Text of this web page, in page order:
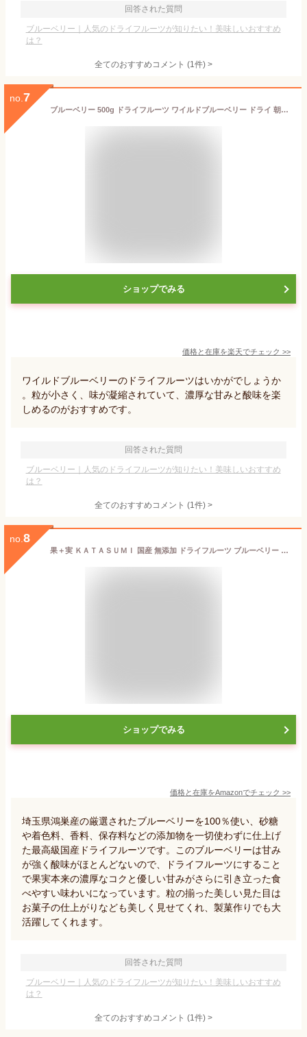
回答された質問
ブルーベリー｜人気のドライフルーツが知りたい！美味しいおすすめ
は？
全てのおすすめコメント (1件) >
no. 7
ブルーベリー 500g ドライフルーツ ワイルドブルーベリー ドライ 朝食 おやつ お菓子作り ヨーグルト 製菓材料 製パン材料 ケーキ材料 アントシアニン アメリカ産 ワイルド種 小粒 送料無料 金鶴食品製菓 kanazuru ケーナッツ
ショップでみる
価格と在庫を楽天でチェック >>
ワイルドブルーベリーのドライフルーツはいかがでしょうか
。粒が小さく、味が凝縮されていて、濃厚な甘みと酸味を楽
しめるのがおすすめです。
回答された質問
ブルーベリー｜人気のドライフルーツが知りたい！美味しいおすすめ
は？
全てのおすすめコメント (1件) >
no. 8
果＋実 ＫＡＴＡＳＵＭＩ 国産 無添加 ドライフルーツ ブルーベリー 150ｇ
ショップでみる
価格と在庫をAmazonでチェック >>
埼玉県鴻巣産の厳選されたブルーベリーを100％使い、砂糖
や着色料、香料、保存料などの添加物を一切使わずに仕上げ
た最高級国産ドライフルーツです。このブルーベリーは甘み
が強く酸味がほとんどないので、ドライフルーツにすること
で果実本来の濃厚なコクと優しい甘みがさらに引き立った食
べやすい味わいになっています。粒の揃った美しい見た目は
お菓子の仕上がりなども美しく見せてくれ、製菓作りでも大
活躍してくれます。
回答された質問
ブルーベリー｜人気のドライフルーツが知りたい！美味しいおすすめ
は？
全てのおすすめコメント (1件) >